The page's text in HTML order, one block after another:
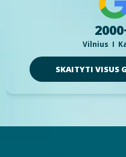
Vilnius I
SKAITYTI VISUS